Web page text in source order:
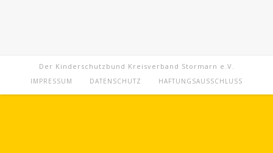
Der Kinderschutzbund Kreisverband Stormarn e.V.
IMPRESSUM DATENSCHUTZ HAFTUNGSAUSSCHLUSS